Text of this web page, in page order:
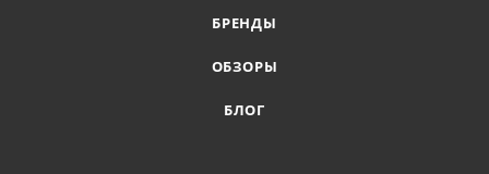
БРЕНДЫ
ОБЗОРЫ
БЛОГ